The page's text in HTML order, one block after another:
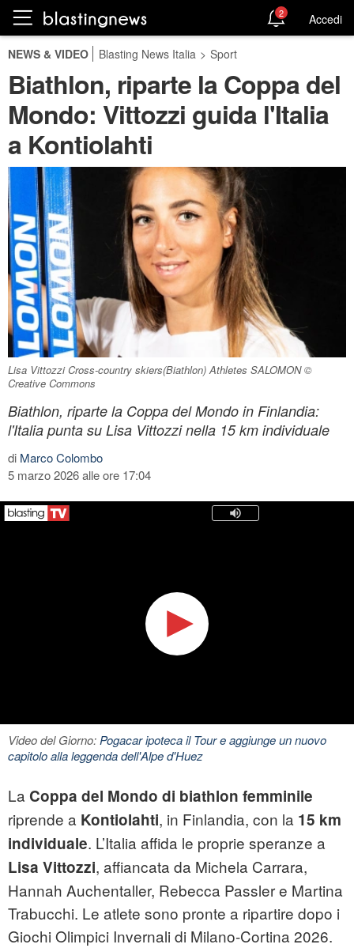
2 Accedi
NEWS & VIDEO Blasting News Italia > Sport
Biathlon, riparte la Coppa del
Mondo: Vittozzi guida l'Italia
a Kontiolahti
Lisa Vittozzi Cross-country skiers(Biathlon) Athletes SALOMON ©
Creative Commons
Biathlon, riparte la Coppa del Mondo in Finlandia:
l'Italia punta su Lisa Vittozzi nella 15 km individuale
di Marco Colombo
5 marzo 2026 alle ore 17:04
Video del Giorno:Pogacar ipoteca il Tour e aggiunge un nuovo
capitolo alla leggenda dell'Alpe d'Huez
La Coppa del Mondo di biathlon femminile
riprende a Kontiolahti, in Finlandia, con la 15 km
individuale. L’Italia affida le proprie speranze a
Lisa Vittozzi, affiancata da Michela Carrara,
Hannah Auchentaller, Rebecca Passler e Martina
Trabucchi. Le atlete sono pronte a ripartire dopo i
Giochi Olimpici Invernali di Milano‑Cortina 2026.